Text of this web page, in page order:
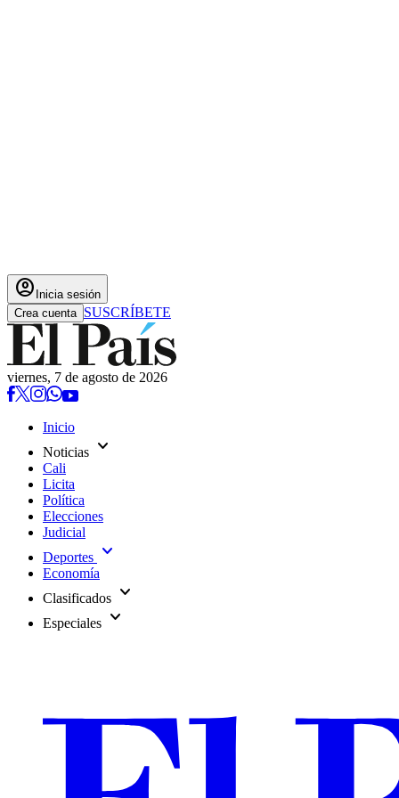
account_circle Inicia sesión
Crea cuenta SUSCRÍBETE
viernes, 7 de agosto de 2026
Inicio
Noticias expand_more
Cali
Licita
Política
Elecciones
Judicial
Deportes expand_more
Economía
Clasificados expand_more
Especiales expand_more